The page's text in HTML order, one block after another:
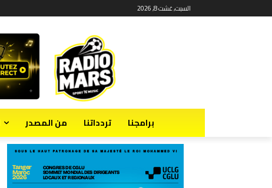
السبت, غشت 8, 2026
برامجنا تردداتنا من المصدر